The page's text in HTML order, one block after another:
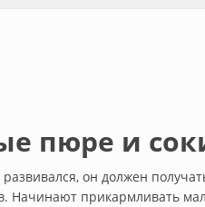
пюре и
он должен
Начинают прикармливать